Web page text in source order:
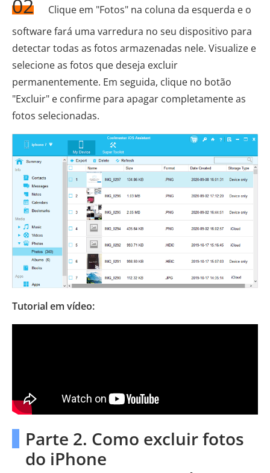
02
Clique em "Fotos" na coluna da esquerda e o
software fará uma varredura no seu dispositivo para
detectar todas as fotos armazenadas nele. Visualize e
selecione as fotos que deseja excluir
permanentemente. Em seguida, clique no botão
"Excluir" e confirme para apagar completamente as
fotos selecionadas.
Tutorial em vídeo:
Parte 2. Como excluir fotos
do iPhone